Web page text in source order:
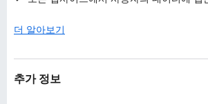
더 알아보기
추가 정보